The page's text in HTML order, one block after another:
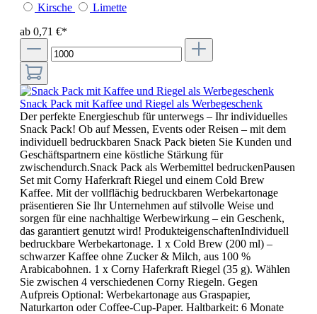
Kirsche
Limette
ab 0,71 €*
Snack Pack mit Kaffee und Riegel als Werbegeschenk
Der perfekte Energieschub für unterwegs – Ihr individuelles
Snack Pack! Ob auf Messen, Events oder Reisen – mit dem
individuell bedruckbaren Snack Pack bieten Sie Kunden und
Geschäftspartnern eine köstliche Stärkung für
zwischendurch.Snack Pack als Werbemittel bedruckenPausen
Set mit Corny Haferkraft Riegel und einem Cold Brew
Kaffee. Mit der vollflächig bedruckbaren Werbekartonage
präsentieren Sie Ihr Unternehmen auf stilvolle Weise und
sorgen für eine nachhaltige Werbewirkung – ein Geschenk,
das garantiert genutzt wird! ProdukteigenschaftenIndividuell
bedruckbare Werbekartonage. 1 x Cold Brew (200 ml) –
schwarzer Kaffee ohne Zucker & Milch, aus 100 %
Arabicabohnen. 1 x Corny Haferkraft Riegel (35 g). Wählen
Sie zwischen 4 verschiedenen Corny Riegeln. Gegen
Aufpreis Optional: Werbekartonage aus Graspapier,
Naturkarton oder Coffee-Cup-Paper. Haltbarkeit: 6 Monate